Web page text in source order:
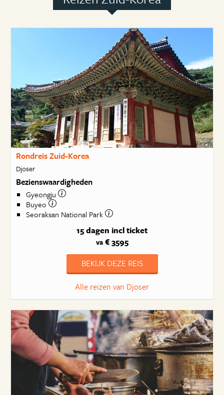
Rondreis Zuid-Korea
Djoser
Bezienswaardigheden
Gyeongju
Buyeo
Seoraksan National Park
15 dagen incl ticket
va€ 3595
BEKIJK DEZE REIS
Alle reizen van Djoser